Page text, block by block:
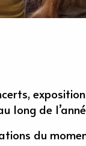
long de
du